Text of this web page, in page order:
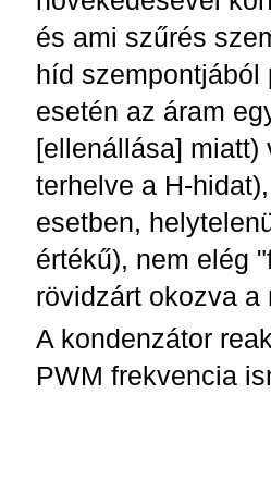
és ami szűrés
híd szempontjából
esetén az áram
[ellenállása] miatt)
terhelve a H-
esetben,
értékű), nem elég
rövidzárt okozva
A kondenzátor
PWM frekvencia